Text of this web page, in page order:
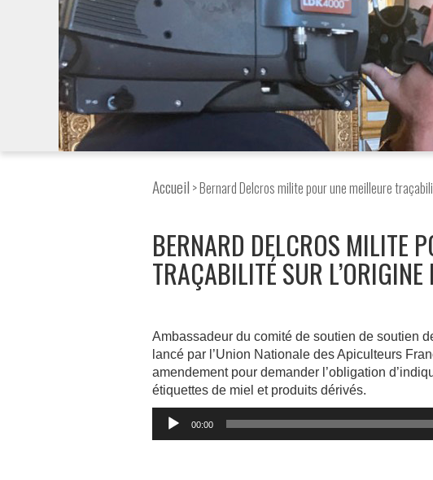
Accueil > Bernard Delcros milite pour une meilleure
BERNARD DELCROS MILITE
TRAÇABILITÉ SUR
Ambassadeur du comité de soutien de soutien
lancé par l’Union Nationale des Apiculteurs
amendement pour demander l’obligation
étiquettes de miel et produits dérivés.
Lecteur
audio
00:00